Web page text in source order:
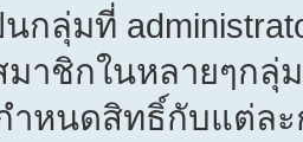
กลุ่มที่
มาชิกในหลายๆก
ำหนดสิทธิ์กับแต่ละ